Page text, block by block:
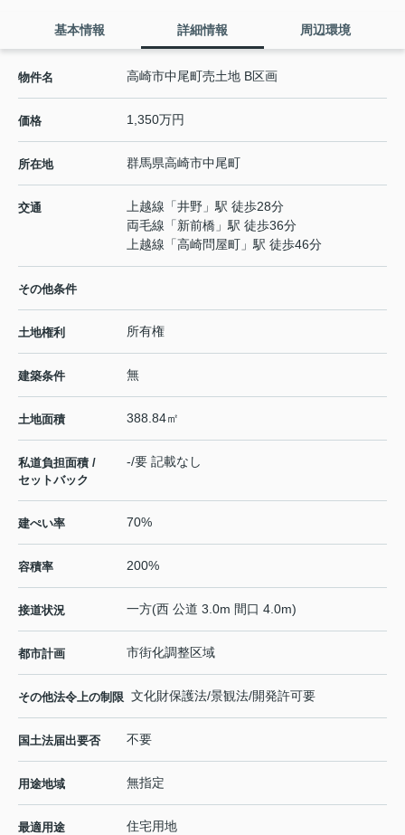
基本情報 詳細情報 周辺環境
物件名 高崎市中尾町売土地 B区画
価格 1,350万円
所在地 群馬県高崎市中尾町
交通 上越線 「井野 」駅 徒歩28分
両毛線 「新前橋 」駅 徒歩36分
上越線 「高崎問屋町 」駅 徒歩46分
その他条件
土地権利 所有権
建築条件 無
土地面積 388.84㎡
私道負担面積 /
セットバック
-/要 記載なし
建ぺい率 70%
容積率 200%
接道状況 一方(西 公道 3.0m 間口 4.0m)
都市計画 市街化調整区域
その他法令上の制限 文化財保護法/景観法/開発許可要
国土法届出要否 不要
用途地域 無指定
最適用途 住宅用地